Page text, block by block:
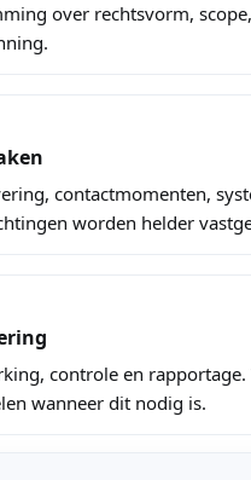
over rechtsvorm,
contactmomenten,
worden helder
controle en rapportage.
wanneer dit nodig is.